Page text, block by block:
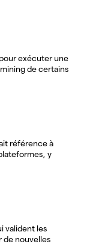
exécuter une
de certains
référence à
y
valident les
de nouvelles